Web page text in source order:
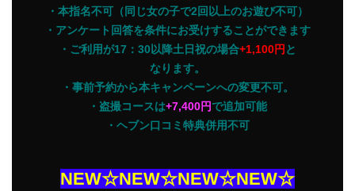
・本指名不可（同じ女の子で2回以上のお遊び不可）
・アンケート回答を条件にお受けすることができます
・ご利用が17：30以降土日祝の場合+1,100円 と
なります。
・事前予約から本キャンペーンへの変更不可。
・盗撮コースは+7,400円で追加可能
・ヘブン口コミ特典併用不可
NEW☆NEW☆NEW☆NEW☆